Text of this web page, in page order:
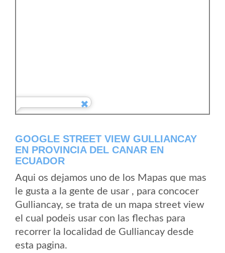
GOOGLE STREET VIEW GULLIANCAY
EN PROVINCIA DEL CANAR EN
ECUADOR
Aqui os dejamos uno de los Mapas que mas
le gusta a la gente de usar , para concocer
Gulliancay, se trata de un mapa street view
el cual podeis usar con las flechas para
recorrer la localidad de Gulliancay desde
esta pagina.